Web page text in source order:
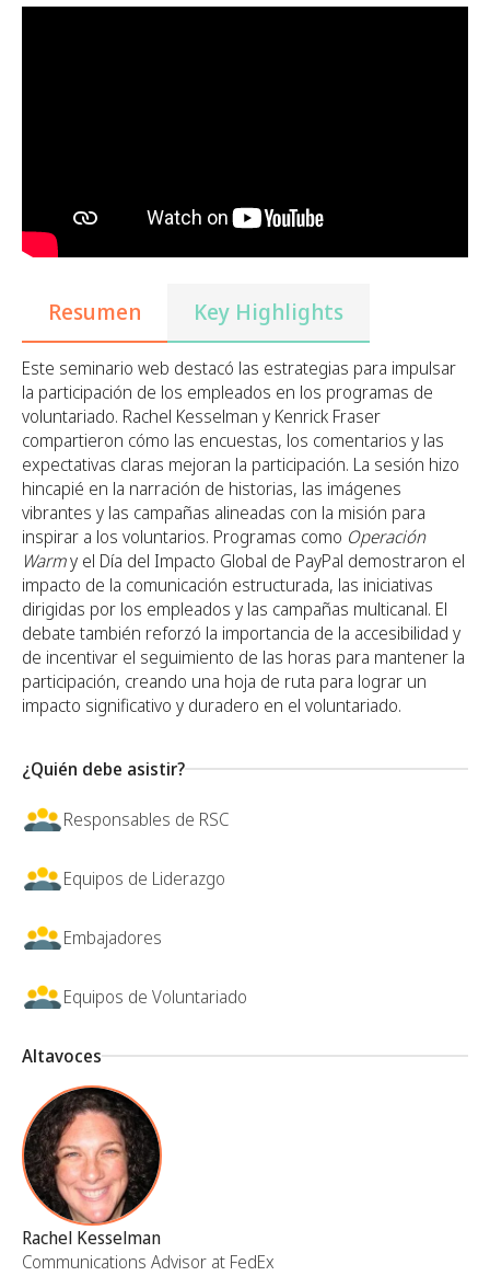
Resumen Key Highlights
Este seminario web destacó las estrategias para impulsar
la participación de los empleados en los programas de
voluntariado. Rachel Kesselman y Kenrick Fraser
compartieron cómo las encuestas, los comentarios y las
expectativas claras mejoran la participación. La sesión hizo
hincapié en la narración de historias, las imágenes
vibrantes y las campañas alineadas con la misión para
inspirar a los voluntarios. Programas como Operación
Warmy el Día del Impacto Global de PayPal demostraron el
impacto de la comunicación estructurada, las iniciativas
dirigidas por los empleados y las campañas multicanal. El
debate también reforzó la importancia de la accesibilidad y
de incentivar el seguimiento de las horas para mantener la
participación, creando una hoja de ruta para lograr un
impacto significativo y duradero en el voluntariado.
¿Quién debe asistir?
Responsables de RSC
Equipos de Liderazgo
Embajadores
Equipos de Voluntariado
Altavoces
Rachel Kesselman
Communications Advisor at FedEx